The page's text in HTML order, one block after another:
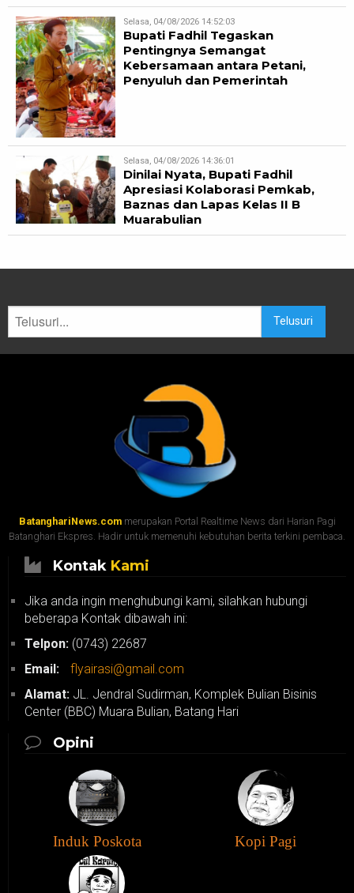
Selasa, 04/08/2026 14:52:03
Bupati Fadhil Tegaskan
Pentingnya Semangat
Kebersamaan antara Petani,
Penyuluh dan Pemerintah
Selasa, 04/08/2026 14:36:01
Dinilai Nyata, Bupati Fadhil
Apresiasi Kolaborasi Pemkab,
Baznas dan Lapas Kelas II B
Muarabulian
Telusuri
BatanghariNews.commerupakan Portal Realtime News dari Harian Pagi
Batanghari Ekspres. Hadir untuk memenuhi kebutuhan berita terkini pembaca.
Kontak Kami
Jika anda ingin menghubungi kami, silahkan hubungi
beberapa Kontak dibawah ini:
Telpon: (0743) 22687
Email:
flyairasi@gmail.com
Alamat: JL. Jendral Sudirman, Komplek Bulian Bisinis
Center (BBC) Muara Bulian, Batang Hari
Opini
Induk Poskota Kopi Pagi